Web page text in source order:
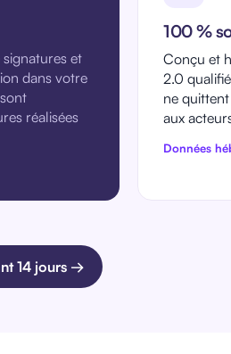
et
dans votre
réalisées
100 %
Conçu et
2.0
ne
aux
Données
14 jours →